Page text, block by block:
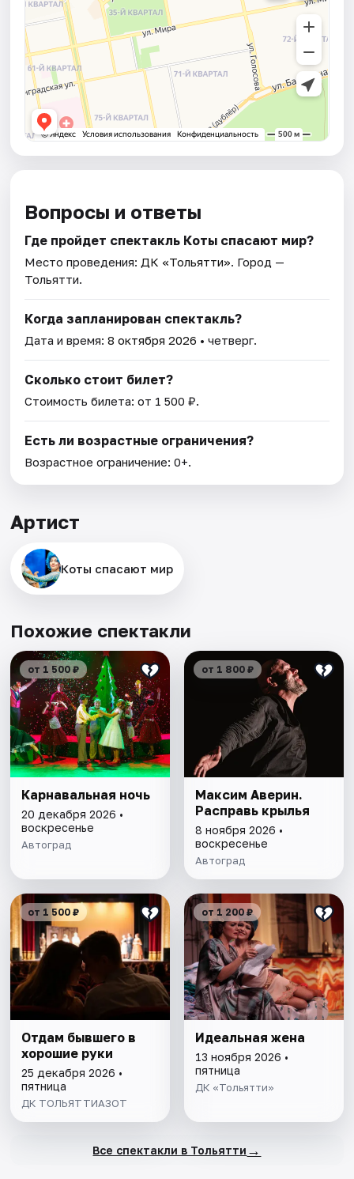
Вопросы и ответы
Где пройдет спектакль Коты спасают мир?
Место проведения: ДК «Тольятти». Город —
Тольятти.
Когда запланирован спектакль?
Дата и время:8 октября 2026 • четверг.
Сколько стоит билет?
Стоимость билета: от 1 500 ₽.
Есть ли возрастные ограничения?
Возрастное ограничение: 0+.
Артист
Коты спасают мир
Похожие спектакли
от 1 500 ₽
Карнавальная ночь
20 декабря 2026 •
воскресенье
Автоград
от 1 800 ₽
Максим Аверин.
Расправь крылья
8 ноября 2026 •
воскресенье
Автоград
от 1 500 ₽
Отдам бывшего в
хорошие руки
25 декабря 2026 •
пятница
ДК ТОЛЬЯТТИАЗОТ
от 1 200 ₽
Идеальная жена
13 ноября 2026 •
пятница
ДК «Тольятти»
Все спектакли в Тольятти →